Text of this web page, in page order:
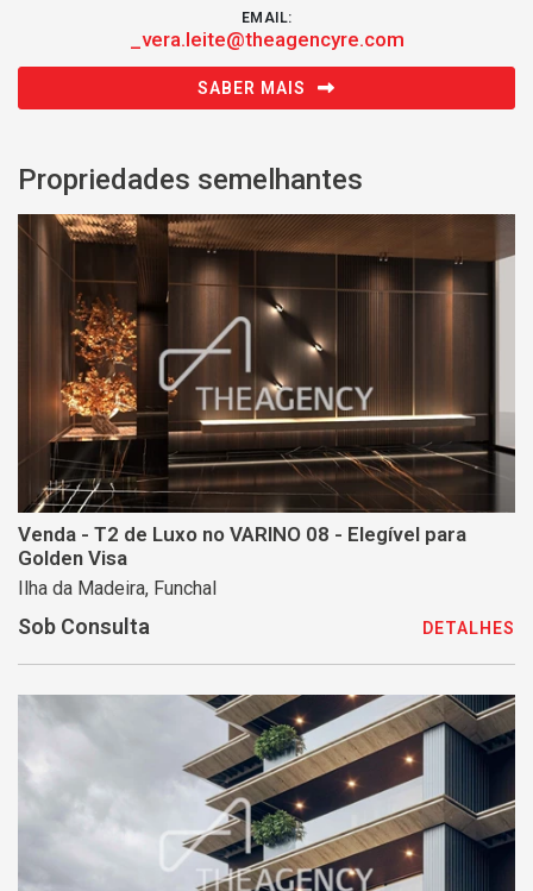
EMAIL:
_vera.leite@theagencyre.com
SABER MAIS
Propriedades semelhantes
Venda - T2 de Luxo no VARINO 08 - Elegível para
Golden Visa
Ilha da Madeira, Funchal
Sob Consulta DETALHES